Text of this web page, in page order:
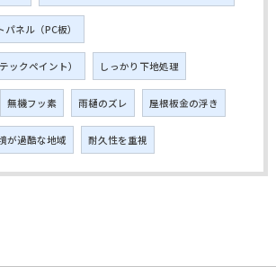
ネル（PC板）
ックペイント） しっかり下地処理
無機フッ素 雨樋のズレ 屋根板金の浮き
が過酷な地域 耐久性を重視